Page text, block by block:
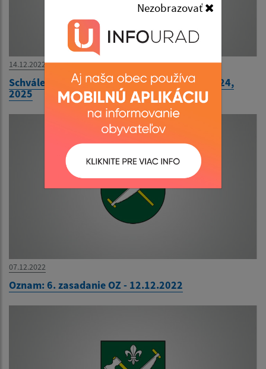
14.12.2022
Schválený rozpočet na rok 2023, návrh na 2024,
2025
07.12.2022
Oznam: 6. zasadanie OZ - 12.12.2022
Nezobrazovať